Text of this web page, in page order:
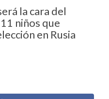
la cara del
niños que
en Rusia